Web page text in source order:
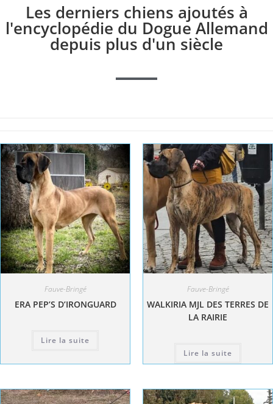
Les derniers chiens ajoutés à
l'encyclopédie du Dogue Allemand
depuis plus d'un siècle
Fauve-Bringé
ERA PEP’S D’IRONGUARD
Lire la suite
Fauve-Bringé
WALKIRIA MJL DES TERRES DE
LA RAIRIE
Lire la suite